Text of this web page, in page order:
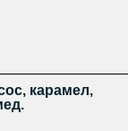
карамел,